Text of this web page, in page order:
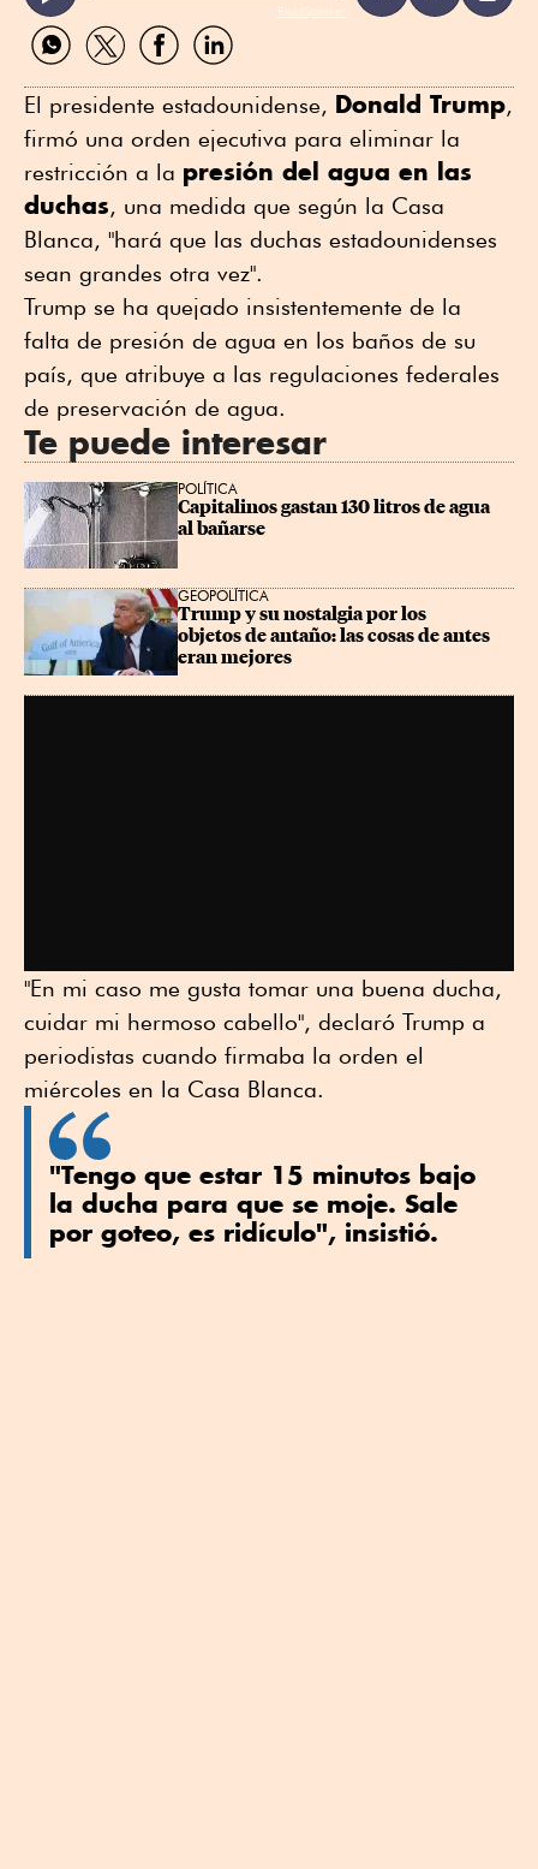
ReadSpeaker
Compartir
por
Compartir
por
Compartir
por
Compartir
por
El presidente estadounidense, Donald Trump,
firmó una orden ejecutiva para eliminar la
restricción a la presión del agua en las
duchas, una medida que según la Casa
Blanca, "hará que las duchas estadounidenses
sean grandes otra vez".
Trump se ha quejado insistentemente de la
falta de presión de agua en los baños de su
país, que atribuye a las regulaciones federales
de preservación de agua.
Te puede interesar
POLÍTICA
Capitalinos gastan 130 litros de agua
al bañarse
GEOPOLÍTICA
Trump y su nostalgia por los
objetos de antaño: las cosas de antes
eran mejores
"En mi caso me gusta tomar una buena ducha,
cuidar mi hermoso cabello", declaró Trump a
periodistas cuando firmaba la orden el
miércoles en la Casa Blanca.
"Tengo que estar 15 minutos bajo
la ducha para que se moje. Sale
por goteo, es ridículo", insistió.